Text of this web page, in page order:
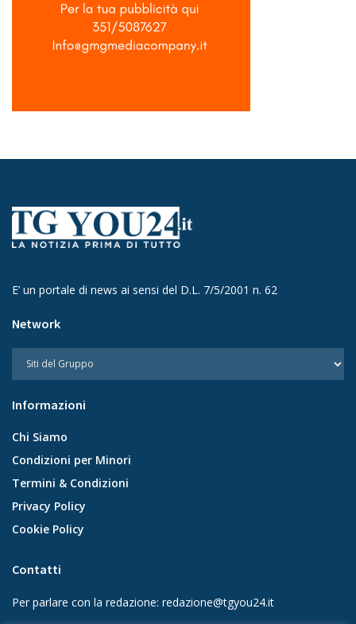
E’ un portale di news ai sensi del D.L. 7/5/2001 n. 62
Network
Informazioni
Chi Siamo
Condizioni per Minori
Termini & Condizioni
Privacy Policy
Cookie Policy
Contatti
Per parlare con la redazione: redazione@tgyou24.it